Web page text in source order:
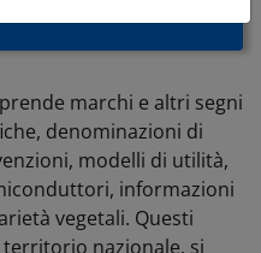
marchi e altri segni
denominazioni di
modelli di utilità,
informazioni
vegetali. Questi
nazionale, si